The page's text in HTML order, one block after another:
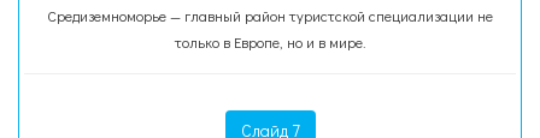
Средиземноморье — главный район туристской специализации не
только в Европе, но и в мире.
Слайд 7